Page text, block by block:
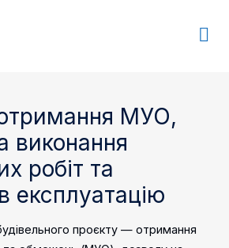
МУО,
виконання
робіт та
експлуатацію
проєкту — отримання